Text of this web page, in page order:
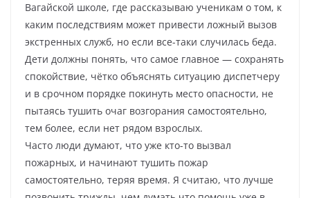
Вагайской школе, где рассказываю ученикам о том, к
каким последствиям может привести ложный вызов
экстренных служб, но если все-таки случилась беда.
Дети должны понять, что самое главное — сохранять
спокойствие, чётко объяснять ситуацию диспетчеру
и в срочном порядке покинуть место опасности, не
пытаясь тушить очаг возгорания самостоятельно,
тем более, если нет рядом взрослых.
Часто люди думают, что уже кто-то вызвал
пожарных, и начинают тушить пожар
самостоятельно, теряя время. Я считаю, что лучше